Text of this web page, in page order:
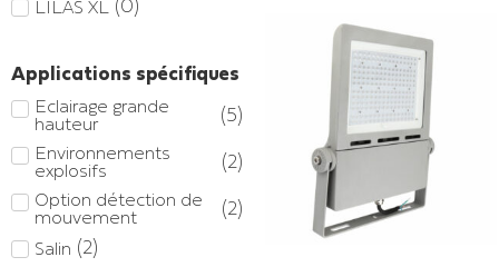
LILAS XL (0)
Applications spécifiques
Eclairage grande
hauteur
(5)
Environnements
explosifs
(2)
Option détection de
mouvement
(2)
Salin (2)